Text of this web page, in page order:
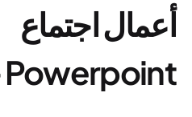
أعمال اجتماع
Powerpoint جيد؟